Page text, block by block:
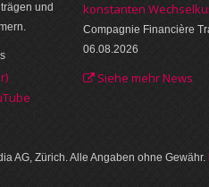
und
konstanten
Compagnie Financière
06.08.2026
Siehe mehr News
AG, Zürich. Alle Angaben ohne Gewähr.